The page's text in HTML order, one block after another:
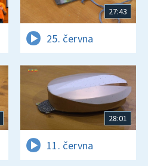
27:43
25. června
28:01
11. června